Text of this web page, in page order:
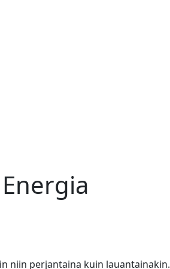
niin perjantaina kuin lauantainakin.